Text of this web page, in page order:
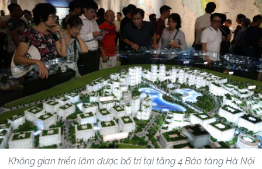
Không gian triển lãm được bố trí tại tầng 4 Bảo tàng Hà Nội